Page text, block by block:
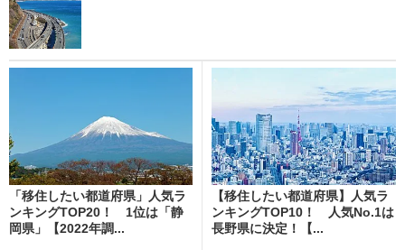
「移住したい都道府県」人気ラ
ンキングTOP20！ 1位は「静
岡県」【2022年調...
【移住したい都道府県】人気ラ
ンキングTOP10！ 人気No.1は
長野県に決定！【...